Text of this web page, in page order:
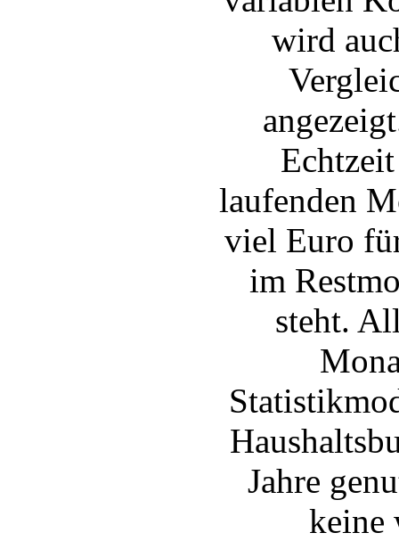
wird
laufenden
viel Euro
im
steht.
Jahre
keine